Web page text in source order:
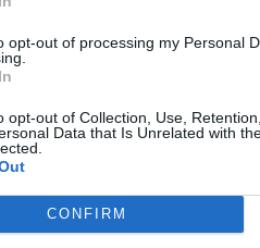
opt-out of processing my Personal
opt-out of Collection, Use,
Data that Is Unrelated with
CONFIRM
och skrubba citronerna.